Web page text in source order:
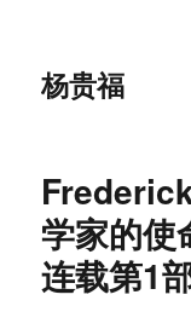
杨贵福
学家的使
连载第1